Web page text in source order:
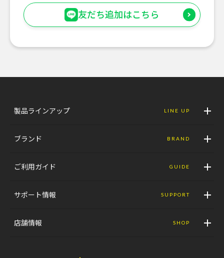
友だち追加はこちら
製品ラインアップ LINE UP
ブランド BRAND
ご利用ガイド GUIDE
サポート情報 SUPPORT
店舗情報 SHOP